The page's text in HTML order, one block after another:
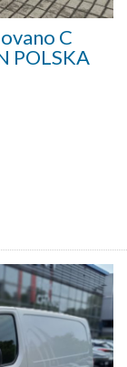
C
POLSKA